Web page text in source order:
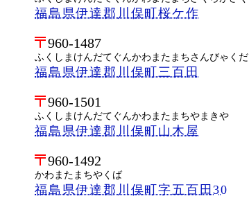
福島県伊達郡川俣町桜ケ作
960-1487
ふくしまけんだてぐんかわまたまちさんびゃくだ
福島県伊達郡川俣町三百田
960-1501
ふくしまけんだてぐんかわまたまちやまきや
福島県伊達郡川俣町山木屋
960-1492
かわまたまちやくば
福島県伊達郡川俣町字五百田30